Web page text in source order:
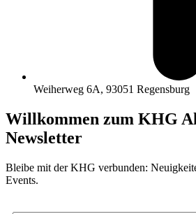
Weiherweg 6A, 93051 Regensburg
Willkommen zum KHG
Newsletter
Bleibe mit der KHG verbunden:
Events.